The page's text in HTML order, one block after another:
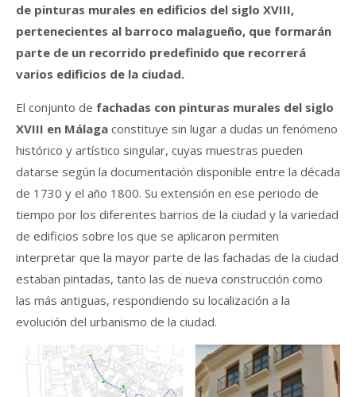
de pinturas murales en edificios del siglo XVIII,
pertenecientes al barroco malagueño, que formarán
parte de un recorrido predefinido que recorrerá
varios edificios de la ciudad.
El conjunto de fachadas con pinturas murales del siglo
XVIII en Málaga constituye sin lugar a dudas un fenómeno
histórico y artístico singular, cuyas muestras pueden
datarse según la documentación disponible entre la década
de 1730 y el año 1800. Su extensión en ese periodo de
tiempo por los diferentes barrios de la ciudad y la variedad
de edificios sobre los que se aplicaron permiten
interpretar que la mayor parte de las fachadas de la ciudad
estaban pintadas, tanto las de nueva construcción como
las más antiguas, respondiendo su localización a la
evolución del urbanismo de la ciudad.